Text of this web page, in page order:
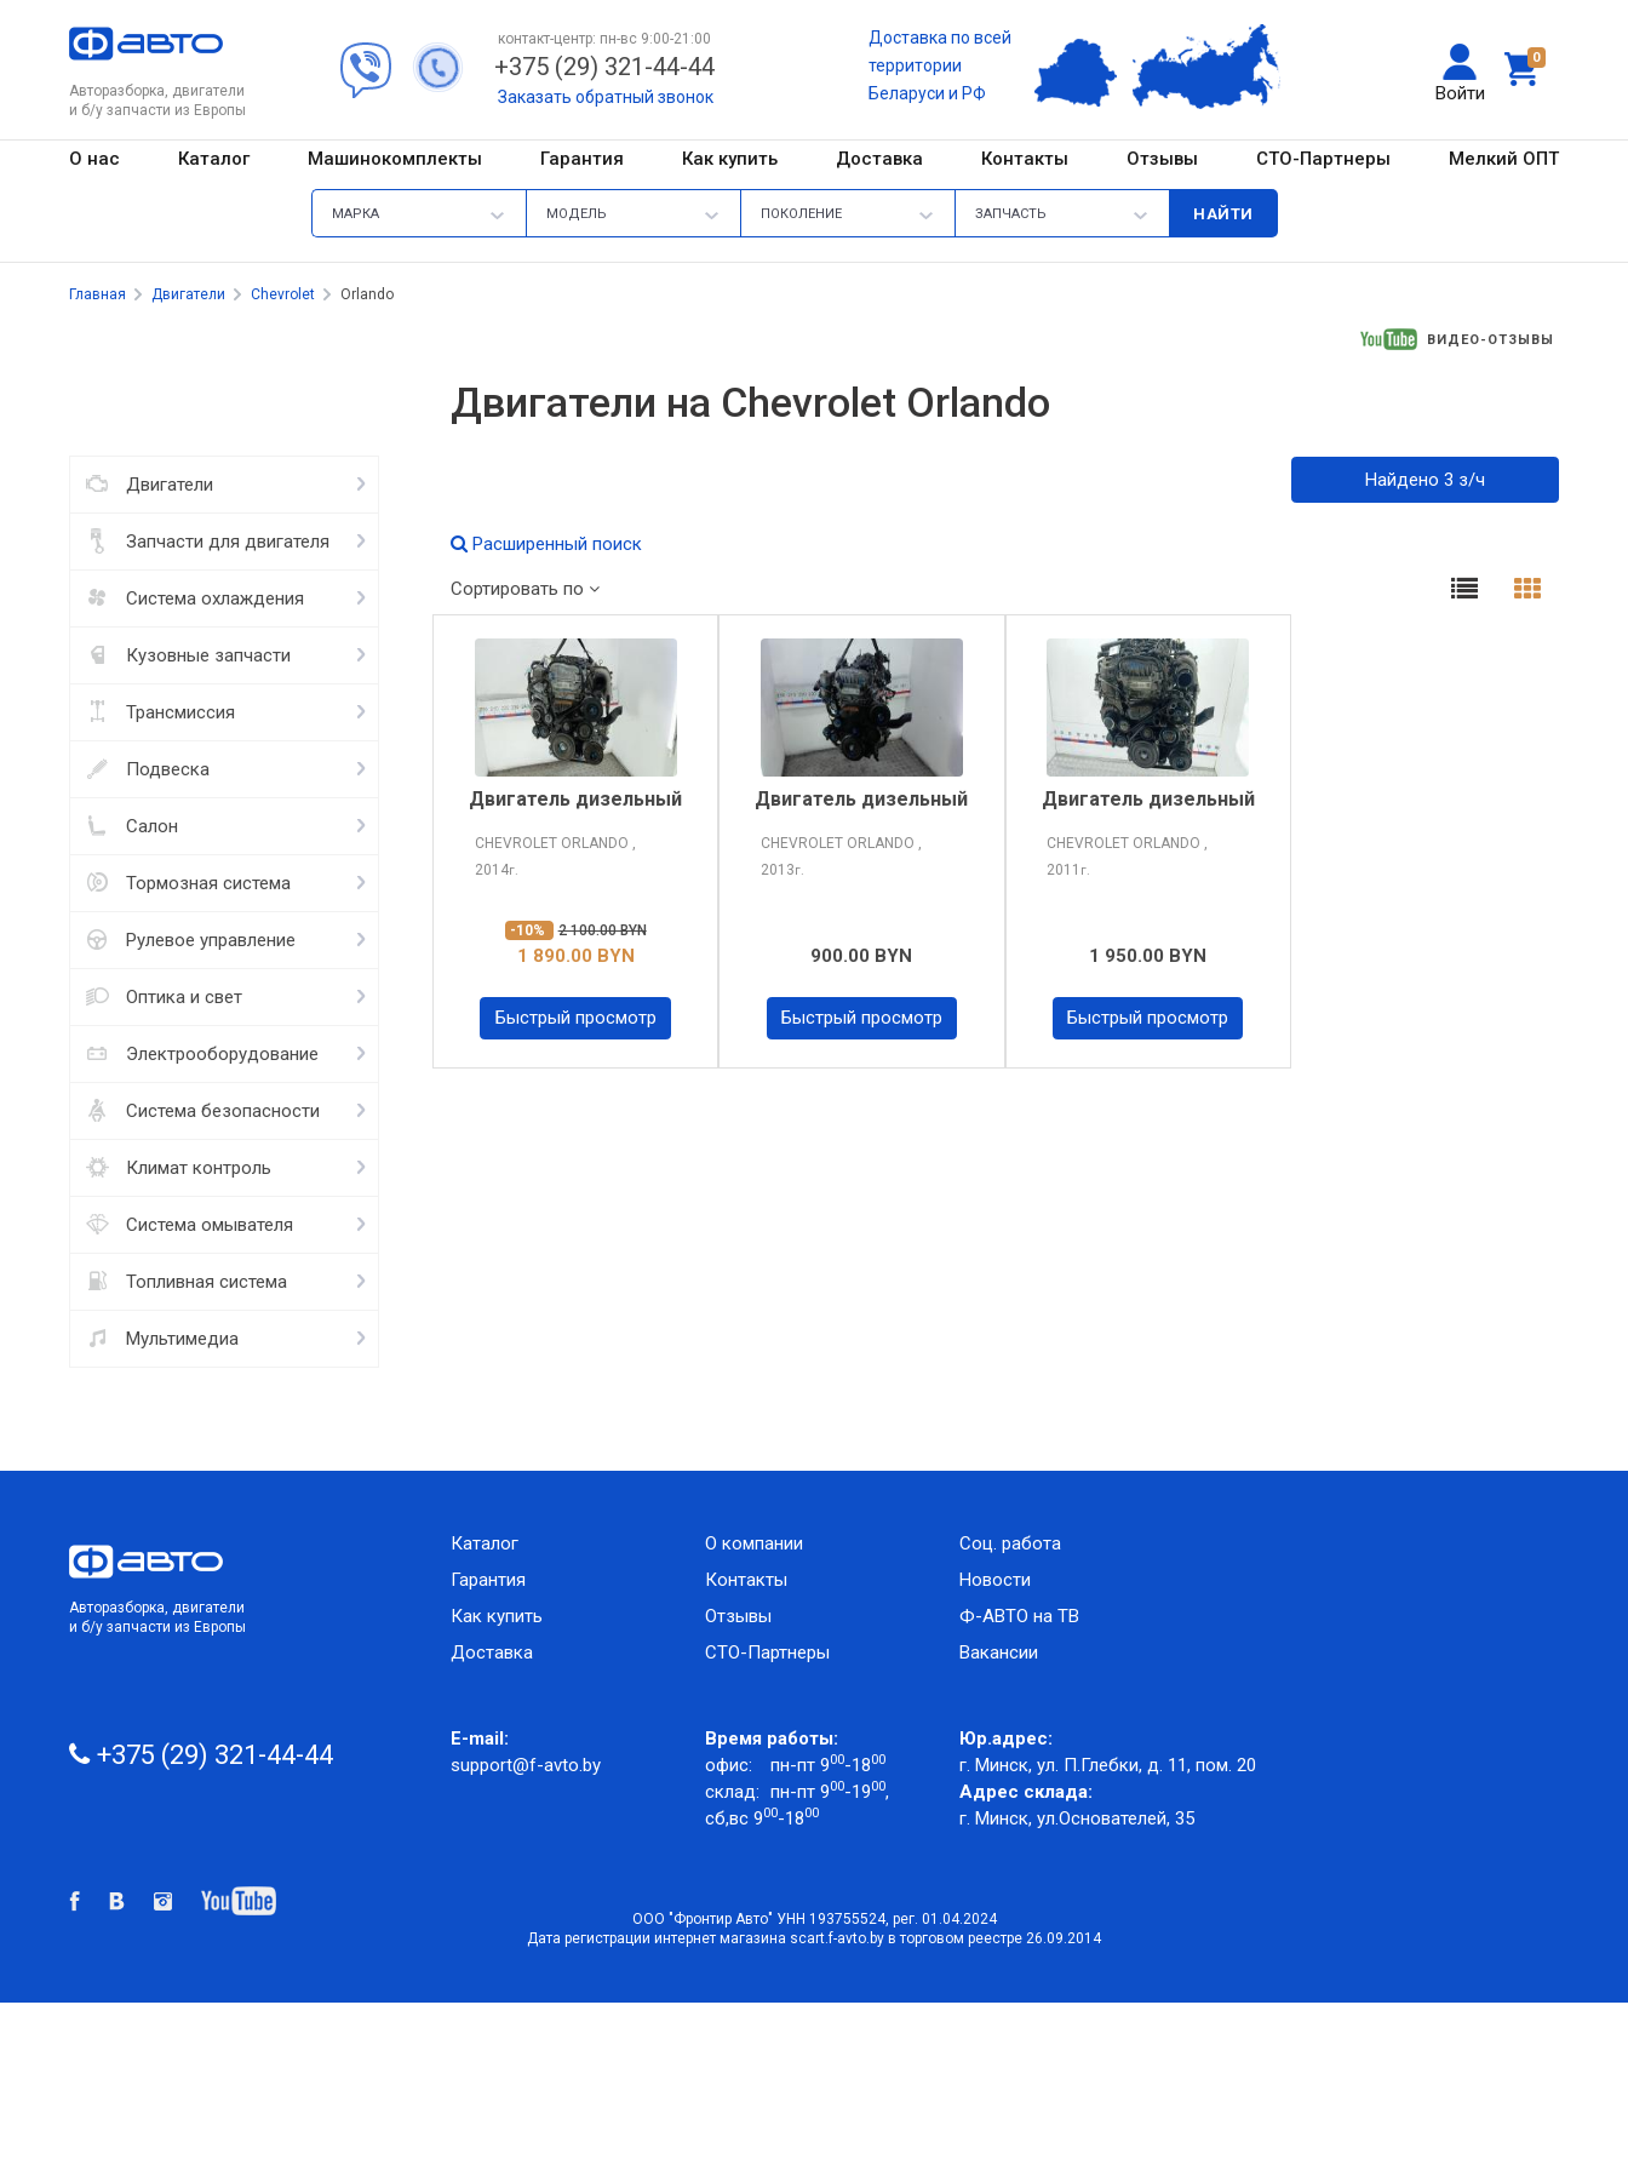
Авторазборка, двигатели
и б/у запчасти из Европы
0
Войти
контакт-центр: пн-вс 9:00-21:00
+375 (29) 321-44-44
Заказать обратный звонок
Доставка по всей
территории
Беларуси и РФ
О нас Каталог Машинокомплекты Гарантия Как купить Доставка Контакты Отзывы СТО-Партнеры Мелкий ОПТ
МАРКА МОДЕЛЬ ПОКОЛЕНИЕ ЗАПЧАСТЬ
Главная Двигатели Chevrolet Orlando
ВИДЕО-ОТЗЫВЫ
Двигатели
Запчасти для двигателя
Система охлаждения
Кузовные запчасти
Трансмиссия
Подвеска
Салон
Тормозная система
Рулевое управление
Оптика и свет
Электрооборудование
Система безопасности
Климат контроль
Система омывателя
Топливная система
Мультимедиа
Двигатели на Chevrolet Orlando
Найдено 3 з/ч
Расширенный поиск
Сортировать по
Двигатель дизельный
CHEVROLET ORLANDO
2014г.
-10% 2 100.00 BYN
1 890.00 BYN
Быстрый просмотр
Двигатель дизельный
CHEVROLET ORLANDO
2013г.
900.00 BYN
Быстрый просмотр
Двигатель дизельный
CHEVROLET ORLANDO
2011 г.
1 950.00 BYN
Быстрый просмотр
Авторазборка, двигатели
и б/у запчасти из Европы
Каталог
Гарантия
Как купить
Доставка
О компании
Контакты
Отзывы
СТО-Партнеры
Соц. работа
Новости
Ф-АВТО на ТВ
Вакансии
+375 (29) 321-44-44
E-mail:
support@f-avto.by
Время работы:
офис:
пн-пт 900-1800
склад: пн-пт 900-1900,
сб,вс 900-1800
Юр.адрес:
г. Минск, ул. П.Глебки, д. 11, пом. 20
Адрес склада:
г. Минск, ул.Основателей, 35
ООО "Фронтир Авто" УНН 193755524, рег. 01.04.2024
Дата регистрации интернет магазина scart.f-avto.by в торговом реестре 26.09.2014